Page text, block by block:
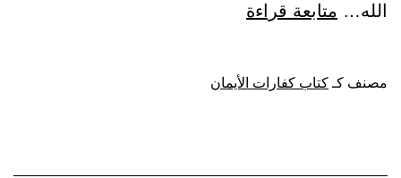
الله… متابعة قراءة
تجب
مصنف كـكتاب كفارات الأيمان